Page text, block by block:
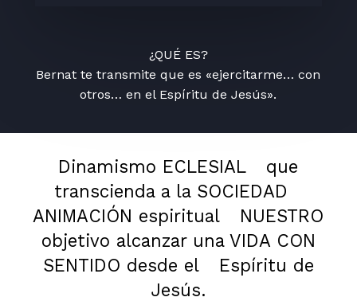
¿QUÉ ES?
Bernat te transmite que es «ejercitarme… con
otros… en el Espíritu de Jesús».
Dinamismo ECLESIAL
que
transcienda a la SOCIEDAD
ANIMACIÓN espiritual
NUESTRO
objetivo alcanzar una VIDA CON
SENTIDO desde el
Espíritu de
Jesús.